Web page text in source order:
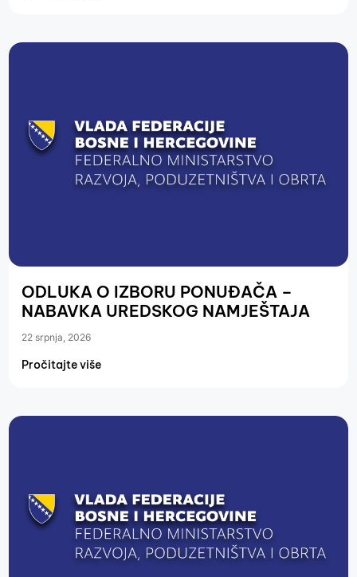
ODLUKA O IZBORU PONUĐAČA –
NABAVKA UREDSKOG NAMJEŠTAJA
22 srpnja, 2026
Pročitajte više